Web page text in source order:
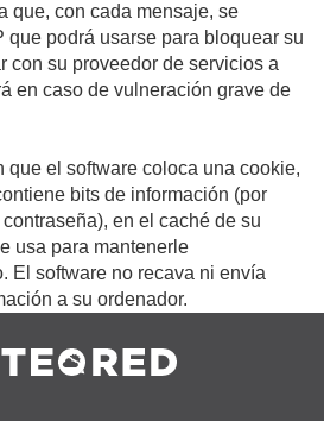
que, con cada mensaje, se
que podrá usarse para bloquear su
con su proveedor de servicios a
en caso de vulneración grave de
que el software coloca una cookie,
bits de información (por
en el caché de su
usa para mantenerle
El software no recava ni envía
a su ordenador.